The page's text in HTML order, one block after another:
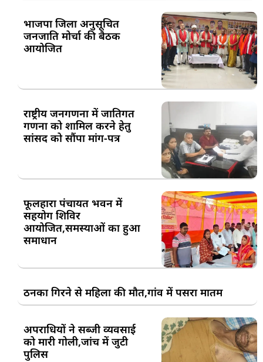
भाजपा जिला अनुसूचित
जनजाति मोर्चा की बैठक
आयोजित
राष्ट्रीय जनगणना में जातिगत
गणना को शामिल करने हेतु
सांसद को सौंपा मांग-पत्र
फूलहारा पंचायत भवन में
सहयोग शिविर
आयोजित,समस्याओं का हुआ
समाधान
ठनका गिरने से महिला की मौत,गांव में पसरा मातम
अपराधियों ने सब्जी व्यवसाई
को मारी गोली,जांच में जुटी
पुलिस